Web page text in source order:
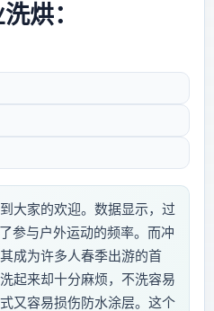
烘：
大家的欢迎。数据显示，过
参与户外运动的频率。而冲
成为许多人春季出游的首
起来却十分麻烦，不洗容易
又容易损伤防水涂层。这个